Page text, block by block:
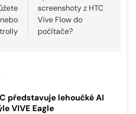
screenshoty z HTC
Vive Flow do
počítače?
představuje lehoučké AI
VIVE Eagle